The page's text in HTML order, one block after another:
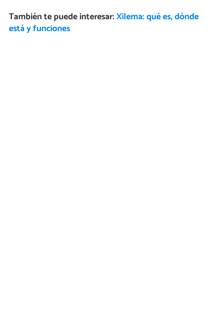
También te puede interesar:Xilema: qué es, dónde
está y funciones